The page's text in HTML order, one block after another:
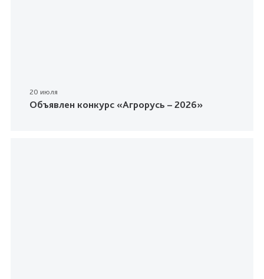
20 июля
Объявлен конкурс «Агрорусь – 2026»